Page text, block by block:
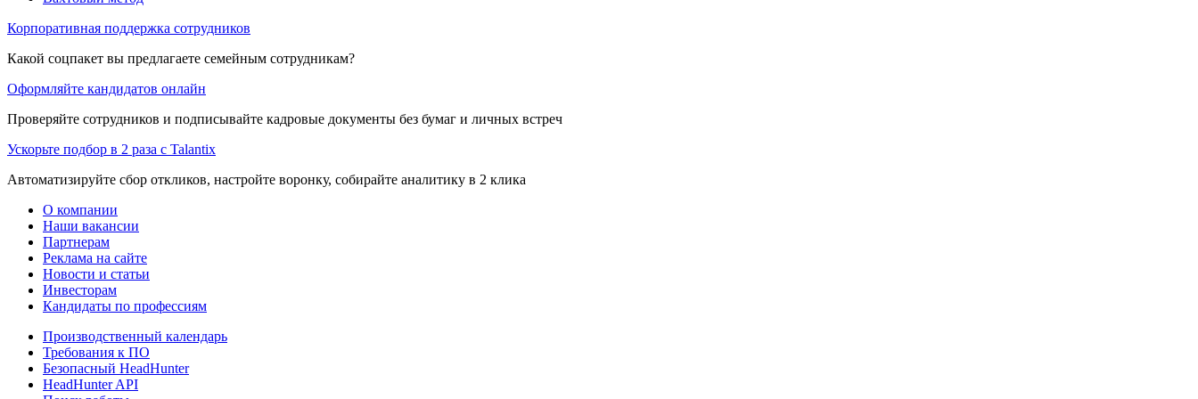
Корпоративная поддержка сотрудников
Какой соцпакет вы предлагаете семейным сотрудникам?
Оформляйте кандидатов онлайн
Проверяйте сотрудников и подписывайте кадровые документы без бумаг и личных встреч
Ускорьте подбор в 2 раза с Talantix
Автоматизируйте сбор откликов, настройте воронку, собирайте аналитику в 2 клика
О компании
Наши вакансии
Партнерам
Реклама на сайте
Новости и статьи
Инвесторам
Кандидаты по профессиям
Производственный календарь
Требования к ПО
Безопасный HeadHunter
HeadHunter API